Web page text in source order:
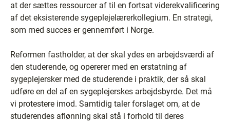
at der sættes ressourcer af til en fortsat viderekvalificering
af det eksisterende sygeplejelærerkollegium. En strategi,
som med succes er gennemført i Norge.
Reformen fastholder, at der skal ydes en arbejdsværdi af
den studerende, og opererer med en erstatning af
sygeplejersker med de studerende i praktik, der så skal
udføre en del af en sygeplejerskes arbejdsbyrde. Det må
vi protestere imod. Samtidig taler forslaget om, at de
studerendes aflønning skal stå i forhold til deres